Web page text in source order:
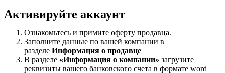
Активируйте аккаунт
Ознакомьтесь и примите оферту продавца.
Заполните данные по вашей компании в
разделе Информация о продавце
В разделе «Информация о компании» загрузите
реквизиты вашего банковского счета в формате word